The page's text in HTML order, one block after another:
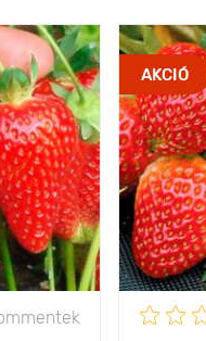
AKCIÓ